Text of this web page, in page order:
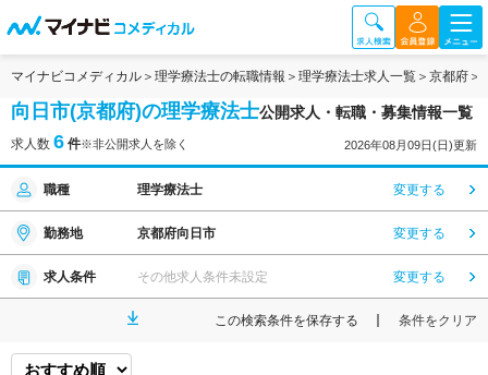
マイナビコメディカル 理学療法士の転職情報 理学療法士求人一覧 京都府
向日市(京都府)の理学療法士公開求人・転職・募集情報一覧
求人数 6 件※非公開求人を除く 2026年08月09日(日)更新
職種 理学療法士 変更する
勤務地 京都府向日市 変更する
求人条件 その他求人条件未設定 変更する
この検索条件を保存する 条件をクリア